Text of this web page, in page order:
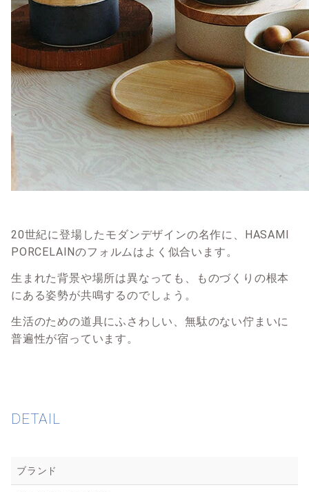
20世紀に登場したモダンデザインの名作に、HASAMI
PORCELAINのフォルムはよく似合います。
生まれた背景や場所は異なっても、ものづくりの根本
にある姿勢が共鳴するのでしょう。
生活のための道具にふさわしい、無駄のない佇まいに
普遍性が宿っています。
DETAIL
ブランド